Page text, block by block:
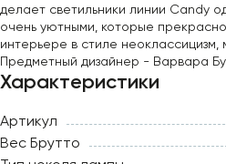
делает светильники линии Candy
очень уютными, которые
интерьере в стиле неоклассицизм,
Предметный дизайнер - Варвара
Характеристики
Артикул
Вес Брутто